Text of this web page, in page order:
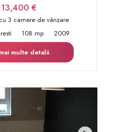
€
3 camere de vânzare
108 mp
2009
multe detalii